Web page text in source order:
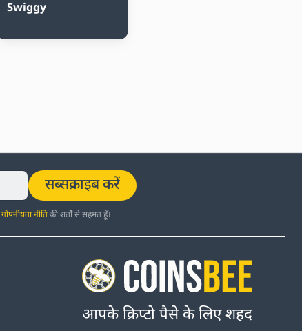
Swiggy
सब्सक्राइब करें
गोपनीयता नीतिकी शर्तों से सहमत हूँ।
आपके क्रिप्टो पैसे के लिए शहद